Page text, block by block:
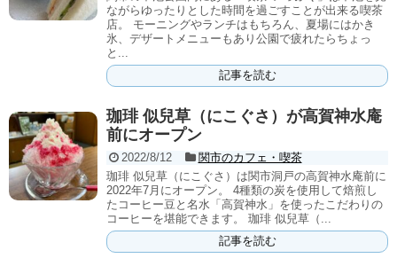
ながらゆったりとした時間を過ごすことが出来る喫茶
店。 モーニングやランチはもちろん、夏場にはかき
氷、デザートメニューもあり公園で疲れたらちょっ
と...
記事を読む
珈琲 似兒草（にこぐさ）が高賀神水庵
前にオープン
2022/8/12
関市のカフェ・喫茶
珈琲 似兒草（にこぐさ）は関市洞戸の高賀神水庵前に
2022年7月にオープン。 4種類の炭を使用して焙煎し
たコーヒー豆と名水「高賀神水」を使ったこだわりの
コーヒーを堪能できます。 珈琲 似兒草（...
記事を読む